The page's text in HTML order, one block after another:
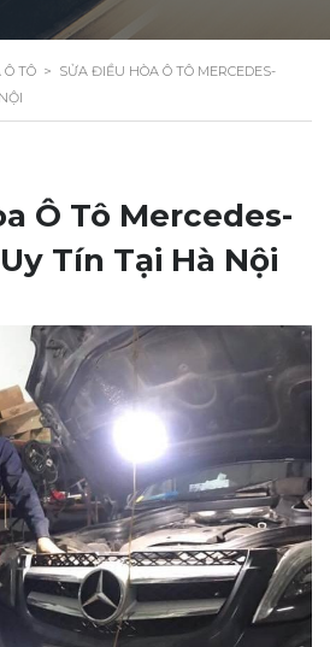
TÔ > SỬA ĐIỀU HÒA Ô TÔ MERCEDES-
Ô Tô Mercedes-
Tín Tại Hà Nội